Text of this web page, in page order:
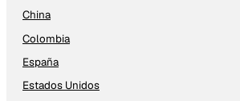
China
Colombia
España
Estados Unidos